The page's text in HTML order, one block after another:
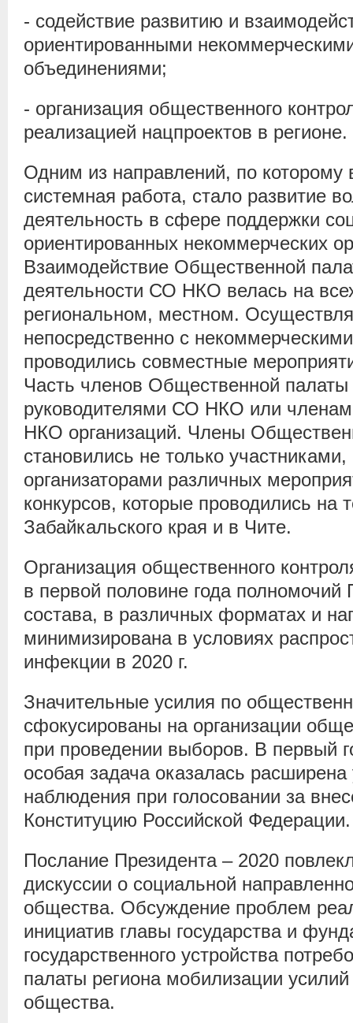
- содействие развитию и
ориентированными
объединениями;
- организация общественного
реализацией нацпроектов в регионе.
Одним из направлений, по которому
системная работа, стало развитие
деятельность в сфере поддержки
ориентированных некоммерческих
Взаимодействие Общественной
деятельности СО НКО велась на
региональном, местном.
непосредственно с
проводились совместные
Часть членов Общественной палаты
руководителями СО НКО или
НКО организаций. Члены
становились не только
организаторами различных
конкурсов, которые проводились на
Забайкальского края и в Чите.
Организация общественного
в первой половине года полномочий
состава, в различных форматах и
минимизирована в условиях
инфекции в 2020 г.
Значительные усилия по
сфокусированы на организации
при проведении выборов. В первый
особая задача оказалась
наблюдения при голосовании за
Конституцию Российской Федерации.
Послание Президента – 2020
дискуссии о социальной
общества. Обсуждение проблем
инициатив главы государства и
государственного устройства
палаты региона мобилизации усилий
общества.